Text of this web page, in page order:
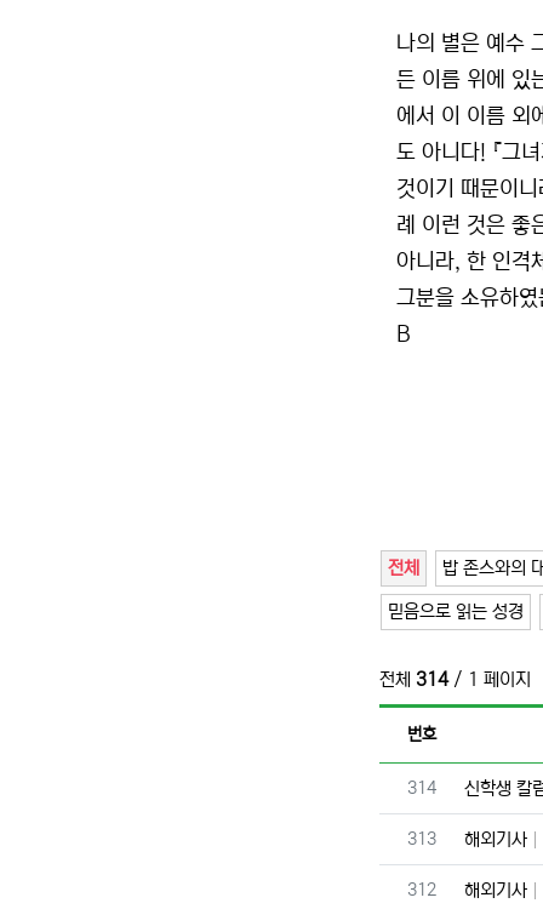
나의 별은 예수
든 이름 위에 있
에서 이 이름 외
도 아니다! 『그
것이기 때문이
례 이런 것은 좋
아니라, 한 인격
그분을 소유하
B
전체 밥 존스와의
믿음으로 읽는 성경
전체 314/ 1 페이지
번호
번호
314 신학생 칼
번호
313 해외기사
번호
312 해외기사